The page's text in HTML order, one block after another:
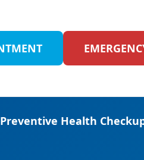
Preventive Health